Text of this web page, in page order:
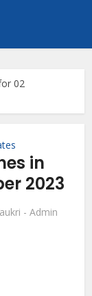
02
in
2023
- Admin